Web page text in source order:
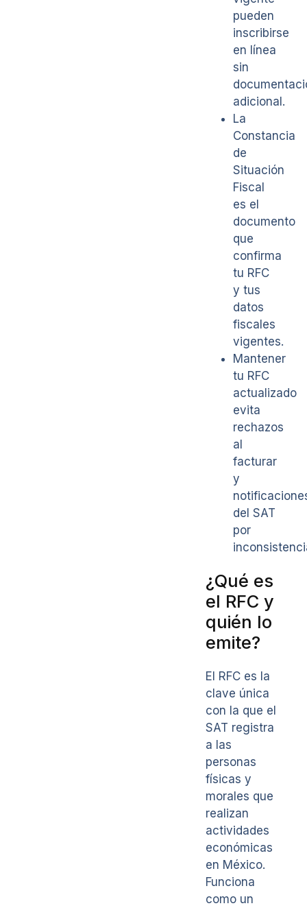
pueden
inscribirse
en línea
sin
adicional.
La
Constancia
de
Situación
Fiscal
es el
documento
que
confirma
tu RFC
y tus
datos
fiscales
vigentes.
Mantener
tu RFC
actualizado
evita
rechazos
al
facturar
y
del SAT
por
¿Qué es
el RFC y
quién lo
emite?
El RFC es la
clave única
con la que el
SAT registra
a las
personas
físicas y
morales que
realizan
actividades
económicas
en México.
Funciona
como un